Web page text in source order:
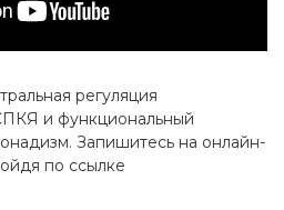
регуляция
и функциональный
Запишитесь на онлайн-
по ссылке